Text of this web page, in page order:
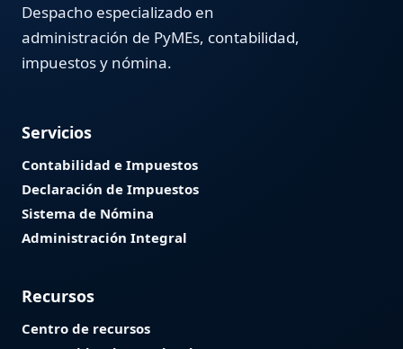
Despacho especializado en
administración de PyMEs, contabilidad,
impuestos y nómina.
Servicios
Contabilidad e Impuestos
Declaración de Impuestos
Sistema de Nómina
Administración Integral
Recursos
Centro de recursos